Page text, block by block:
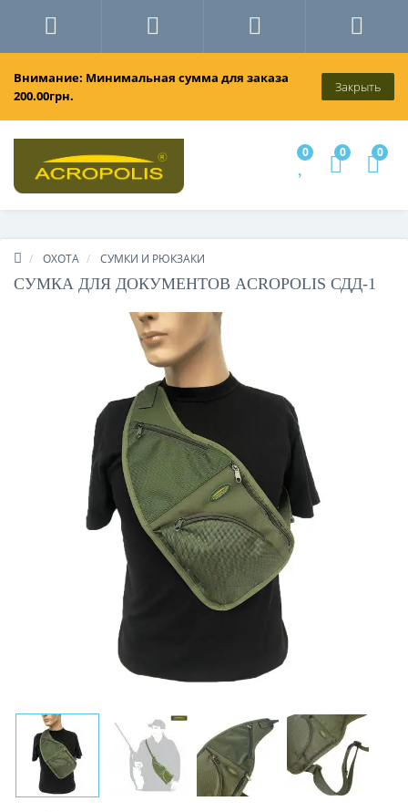
Внимание: Минимальная сумма для заказа
200.00грн.
Закрыть
0 0 0
ОХОТА СУМКИ И РЮКЗАКИ
СУМКА ДЛЯ ДОКУМЕНТОВ ACROPOLIS СДД-1